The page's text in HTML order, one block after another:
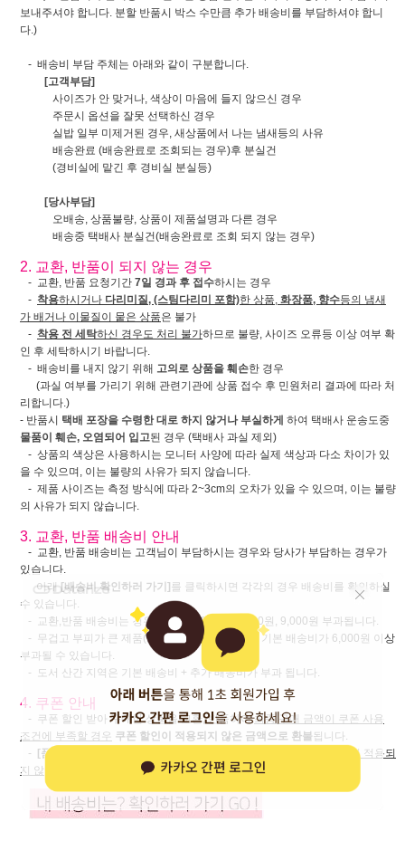
보내주셔야 합니다. 분할 반품시 박스 수만큼 추가 배송비를 부담하셔야 합니
다.)
- 배송비 부담 주체는 아래와 같이 구분합니다.
[고객부담]
사이즈가 안 맞거나, 색상이 마음에 들지 않으신 경우
주문시 옵션을 잘못 선택하신 경우
실밥 일부 미제거된 경우, 새상품에서 나는 냄새등의 사유
배송완료 (배송완료로 조회되는 경우)후 분실건
(경비실에 맡긴 후 경비실 분실등)
[당사부담]
오배송, 상품불량, 상품이 제품설명과 다른 경우
배송중 택배사 분실건(배송완료로 조회 되지 않는 경우)
2. 교환, 반품이 되지 않는 경우
- 교환, 반품 요청기간 7일 경과 후 접수하시는 경우
- 착용하시거나 다리미질, (스팀다리미 포함)한 상품, 화장품, 향수등의 냄새
가 배거나 이물질이 뭍은 상품은 불가
- 착용 전 세탁하신 경우도 처리 불가하므로 불량, 사이즈 오류등 이상 여부 확
인 후 세탁하시기 바랍니다.
- 배송비를 내지 않기 위해 고의로 상품을 훼손한 경우
(과실 여부를 가리기 위해 관련기관에 상품 접수 후 민원처리 결과에 따라 처
리합니다.)
- 반품시 택배 포장을 수령한 대로 하지 않거나 부실하게 하여 택배사 운송도중
물품이 훼손, 오염되어 입고된 경우 (택배사 과실 제외)
- 상품의 색상은 사용하시는 모니터 사양에 따라 실제 색상과 다소 차이가 있
을 수 있으며, 이는 불량의 사유가 되지 않습니다.
- 제품 사이즈는 측정 방식에 따라 2~3cm의 오차가 있을 수 있으며, 이는 불량
의 사유가 되지 않습니다.
3. 교환, 반품 배송비 안내
- 교환, 반품 배송비는 고객님이 부담하시는 경우와 당사가 부담하는 경우가
있습니다.
아래 [배송비 확인하러 가기] 를 클릭하시면 각각의 경우 배송비를 확인하실
수 있습니다.
- 교환,반품 배송비는 경우에 따라 3,000원, 6,000원, 9,000원 부과됩니다.
- 무겁고 부피가 큰 제품(카페트 등)은 교환, 반품 기본 배송비가 6,000원 이상
부과될 수 있습니다.
- 도서 산간 지역은 기본 배송비 + 추가 배송비가 부과 됩니다.
4. 쿠폰 안내
- 쿠폰 할인 받아 구매한 상품을 교환, 반품하여최종 구매 금액이 쿠폰 사용
조건에 부족할 경우 쿠폰 할인이 적용되지 않은 금액으로 환불 됩니다.
-
[품절 취소] 및 [하자 반품]시에도
쿠폰 사용 조건 미달시 쿠폰 할인이 적용되
지 않은 금액으로 환불
됩니다.